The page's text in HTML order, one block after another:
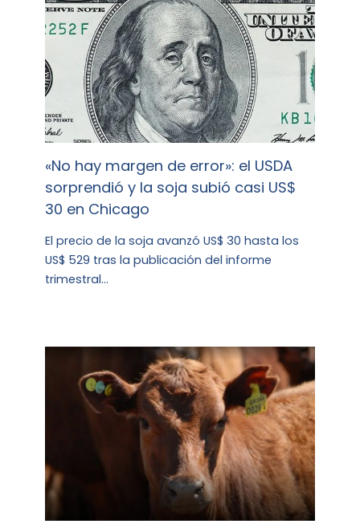
«No hay margen de error»: el USDA
sorprendió y la soja subió casi US$
30 en Chicago
El precio de la soja avanzó US$ 30 hasta los
US$ 529 tras la publicación del informe
trimestral…